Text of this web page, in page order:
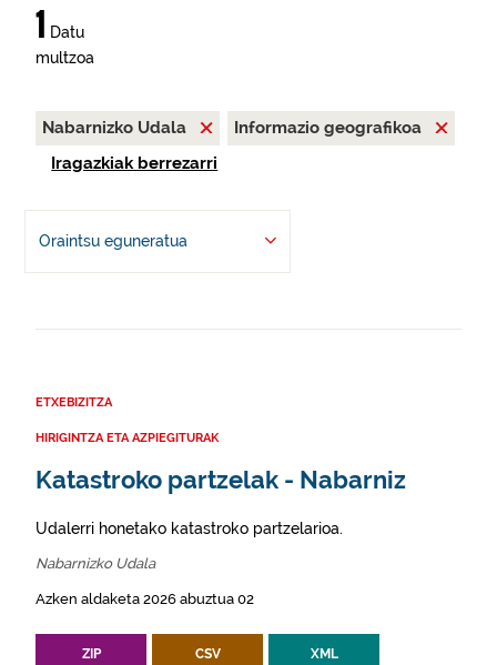
1 Datu
multzoa
Nabarnizko Udala
Informazio geografikoa
Iragazkiak berrezarri
Oraintsu eguneratua
ETXEBIZITZA
HIRIGINTZA ETA AZPIEGITURAK
Katastroko partzelak - Nabarniz
Udalerri honetako katastroko partzelarioa.
Nabarnizko Udala
Azken aldaketa 2026 abuztua 02
ZIP CSV XML